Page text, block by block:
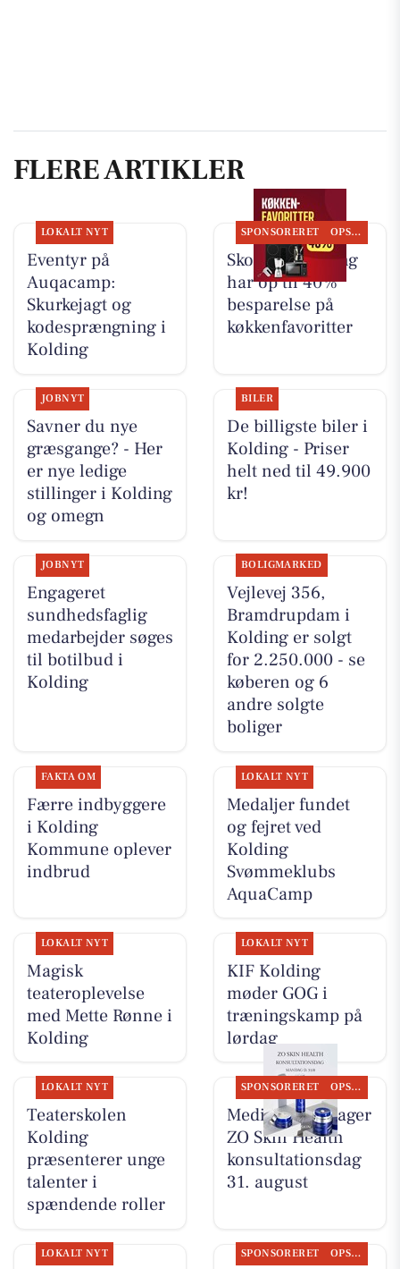
FLERE ARTIKLER
LOKALT NYT
Eventyr på
Auqacamp:
Skurkejagt og
kodesprængning i
Kolding
SPONSORERET OPSLAGSTAVLEN
Skousen Kolding
har op til 40%
besparelse på
køkkenfavoritter
JOBNYT
Savner du nye
græsgange? - Her
er nye ledige
stillinger i Kolding
og omegn
BILER
De billigste biler i
Kolding - Priser
helt ned til 49.900
kr!
JOBNYT
Engageret
sundhedsfaglig
medarbejder søges
til botilbud i
Kolding
BOLIGMARKED
Vejlevej 356,
Bramdrupdam i
Kolding er solgt
for 2.250.000 - se
køberen og 6
andre solgte
boliger
FAKTA OM
Færre indbyggere
i Kolding
Kommune oplever
indbrud
LOKALT NYT
Medaljer fundet
og fejret ved
Kolding
Svømmeklubs
AquaCamp
LOKALT NYT
Magisk
teateroplevelse
med Mette Rønne i
Kolding
LOKALT NYT
KIF Kolding
møder GOG i
træningskamp på
lørdag
LOKALT NYT
Teaterskolen
Kolding
præsenterer unge
talenter i
spændende roller
SPONSORERET OPSLAGSTAVLEN
MediSkin gentager
ZO Skin Health
konsultationsdag
31. august
LOKALT NYT SPONSORERET OPSLAGSTAVLEN